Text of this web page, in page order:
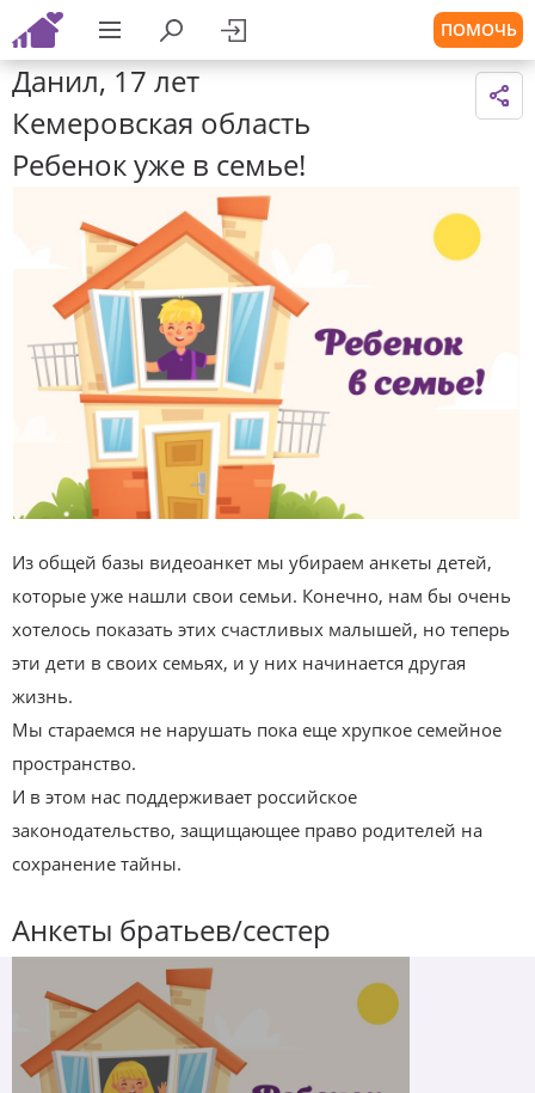
ПОМОЧЬ
Данил, 17 лет
Кемеровская область
Ребенок уже в семье!
Из общей базы видеоанкет мы убираем анкеты детей,
которые уже нашли свои семьи. Конечно, нам бы очень
хотелось показать этих счастливых малышей, но теперь
эти дети в своих семьях, и у них начинается другая
жизнь.
Мы стараемся не нарушать пока еще хрупкое семейное
пространство.
И в этом нас поддерживает российское
законодательство, защищающее право родителей на
сохранение тайны.
Анкеты братьев/сестер